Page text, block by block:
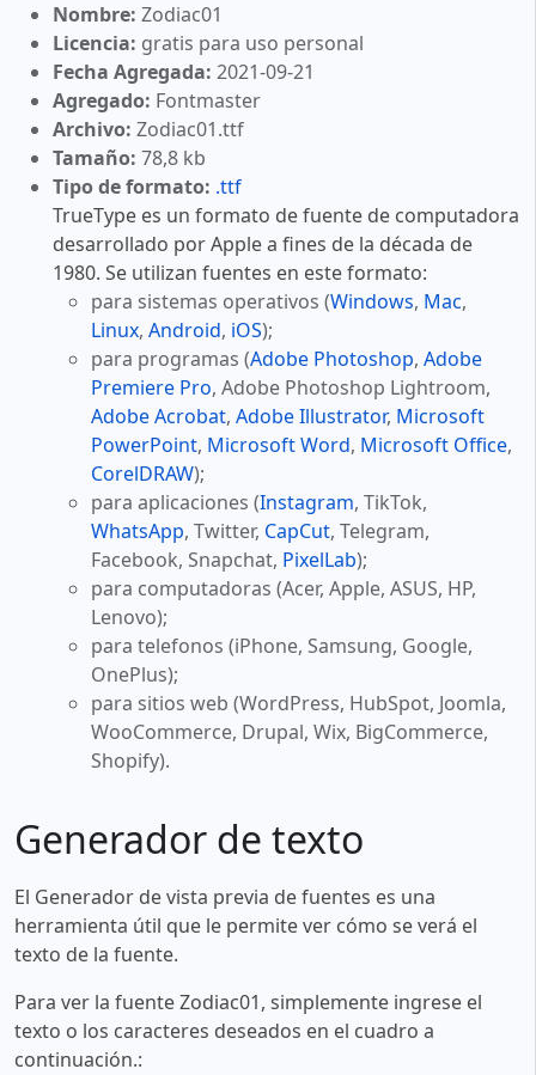
Nombre: Zodiac01
Licencia: gratis para uso personal
Fecha Agregada: 2021-09-21
Agregado: Fontmaster
Archivo: Zodiac01.ttf
Tamaño: 78,8 kb
Tipo de formato: .ttf
TrueType es un formato de fuente de computadora
desarrollado por Apple a fines de la década de
1980. Se utilizan fuentes en este formato:
para sistemas operativos (Windows, Mac,
Linux, Android, iOS);
para programas (Adobe Photoshop, Adobe
Premiere Pro, Adobe Photoshop Lightroom,
Adobe Acrobat, Adobe Illustrator, Microsoft
PowerPoint, Microsoft Word, Microsoft Office,
CorelDRAW);
para aplicaciones (Instagram, TikTok,
WhatsApp, Twitter, CapCut, Telegram,
Facebook, Snapchat, PixelLab);
para computadoras (Acer, Apple, ASUS, HP,
Lenovo);
para telefonos (iPhone, Samsung, Google,
OnePlus);
para sitios web (WordPress, HubSpot, Joomla,
WooCommerce, Drupal, Wix, BigCommerce,
Shopify).
Generador de texto
El Generador de vista previa de fuentes es una
herramienta útil que le permite ver cómo se verá el
texto de la fuente.
Para ver la fuente Zodiac01, simplemente ingrese el
texto o los caracteres deseados en el cuadro a
continuación.: